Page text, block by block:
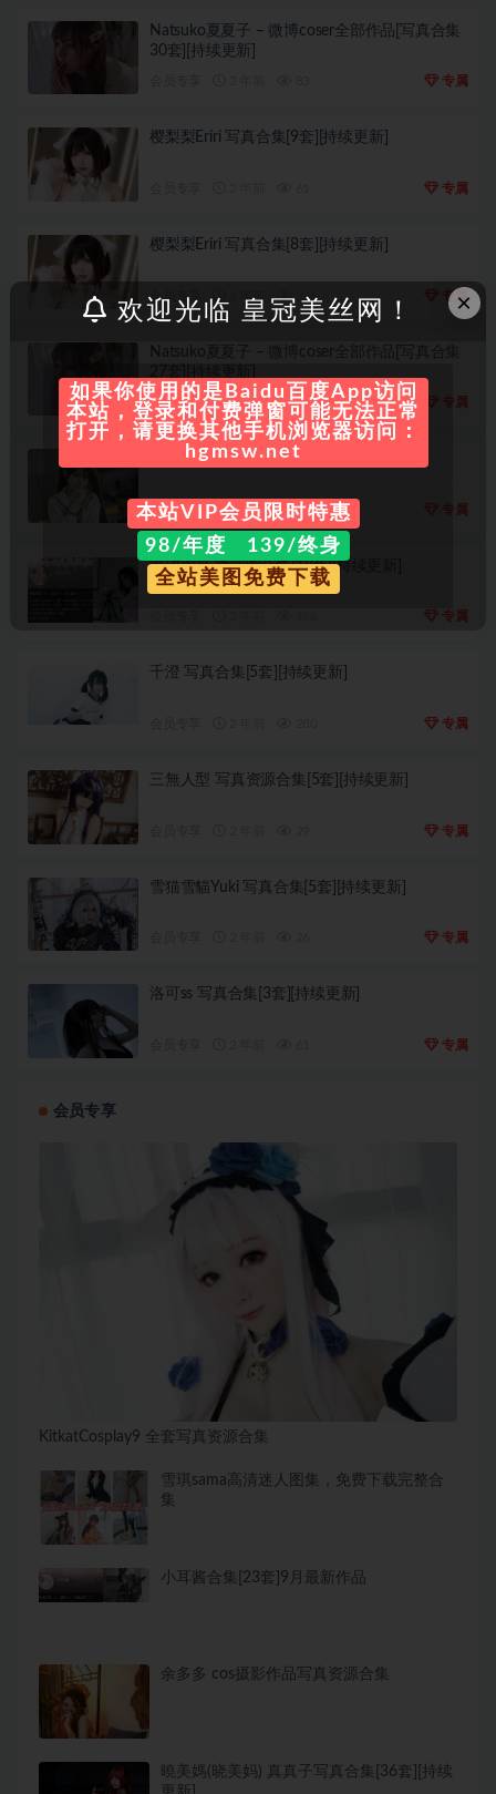
Natsuko夏夏子 – 微博coser全部作品[写真合集
30套][持续更新]
专属
樱梨梨Eriri 写真合集[9套][持续更新]
专属
樱梨梨Eriri 写真合集[8套][持续更新]
会员专享 2 年前 226 专属
Natsuko夏夏子 – 微博coser全部作品[写真合集
会员专享 2 年前 51 专属
rua阮阮 写真合集[10套][持续更新]
会员专享 2 年前 68 专属
徐珺大哥 微密圈合集[18套][持续更新]
专属
千澄 写真合集[5套][持续更新]
专属
三無人型 写真资源合集[5套][持续更新]
专属
雪猫雪貓Yuki 写真合集[5套][持续更新]
专属
洛可ss 写真合集[3套][持续更新]
专属
会员专享
KitkatCosplay9 全套写真资源合集
雪琪sama高清迷人图集，免费下载完整合
集
小耳酱合集[23套]9月最新作品
余多多 cos摄影作品写真资源合集
曉美媽(晓美妈) 真真子写真合集[36套][持续
×
欢迎光临 皇冠美丝网！
如果你使用的是Baidu百度App访问
本站，登录和付费弹窗可能无法正常
打开，请更换其他手机浏览器访问：
hgmsw.net
本站VIP会员限时特惠
98/年度 139/终身
全站美图免费下载